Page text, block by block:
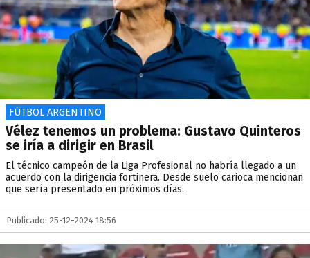
FÚTBOL ARGENTINO
Vélez tenemos un problema: Gustavo Quinteros
se iría a dirigir en Brasil
El técnico campeón de la Liga Profesional no habría llegado a un
acuerdo con la dirigencia fortinera. Desde suelo carioca mencionan
que sería presentado en próximos días.
Publicado: 25-12-2024 18:56